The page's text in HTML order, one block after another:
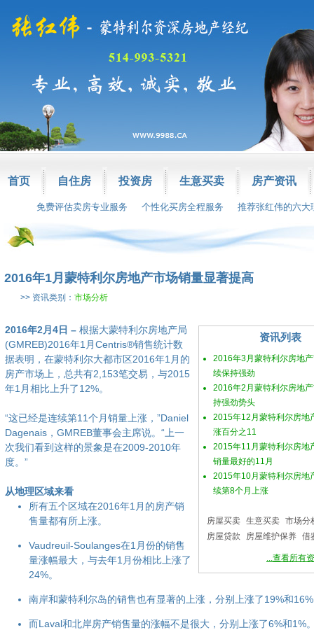
首页 自住房 投资房 生意买卖 房产资讯
免费评估卖房专业服务 个性化买房全程服务 推荐张红伟的六大
2016年1月蒙特利尔房地产市场销量显著提高
>> 资讯类别： 市场分析
资讯列表
2016年3月蒙特利尔房地
续保持强劲
2016年2月蒙特利尔房地
持强劲势头
2015年12月蒙特利尔房地
涨百分之11
2015年11月蒙特利尔房地
销量最好的11月
2015年10月蒙特利尔房地
续第8个月上涨
房屋买卖 生意买卖 市场分
房屋贷款
房屋维护保养 借
...查看所有
2016年2月4日 – 根据大蒙特利尔房地产局
(GMREB)2016年1月Centris®销售统计数
据表明，在蒙特利尔大都市区2016年1月的
房产市场上，总共有2,153笔交易，与2015
年1月相比上升了12%。
“这已经是连续第11个月销量上涨，”Daniel
Dagenais，GMREB董事会主席说。“上一
次我们看到这样的景象是在2009-2010年
度。”
从地理区域来看
所有五个区域在2016年1月的房产销
售量都有所上涨。
Vaudreuil-Soulanges在1月份的销售
量涨幅最大，与去年1月份相比上涨了
24%。
南岸和蒙特利尔岛的销售也有显著的上涨，分别上涨了19%和
而Laval和北岸房产销售量的涨幅不是很大，分别上涨了6%和1%